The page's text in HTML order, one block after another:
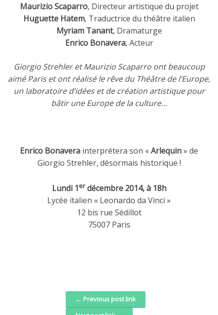
Maurizio Scaparro, Directeur artistique du projet
Huguette Hatem, Traductrice du théâtre italien
Myriam Tanant, Dramaturge
Enrico Bonavera, Acteur
Giorgio Strehler et Maurizio Scaparro ont beaucoup
aimé Paris et ont réalisé le rêve du Théâtre de l’Europe,
un laboratoire d’idées et de création artistique pour
bâtir une Europe de la culture…
Enrico Bonavera interprétera son «Arlequin» de
Giorgio Strehler, désormais historique !
Lundi 1erdécembre 2014, à 18h
Lycée italien « Leonardo da Vinci »
12 bis rue Sédillot
75007 Paris
Post navigation← Previous post link